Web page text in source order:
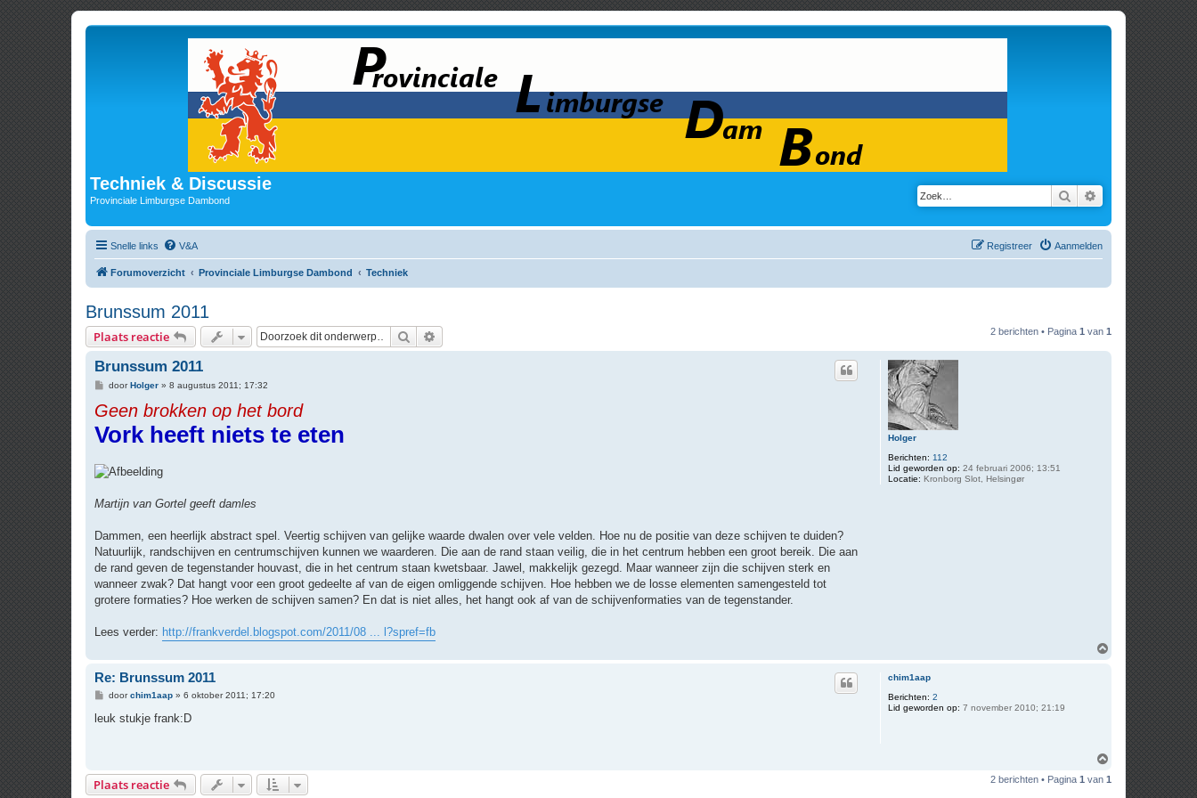
Techniek & Discussie
Provinciale Limburgse Dambond Zoek Uitgebreid zoeken
Snelle links V&A Aanmelden
Registreer
Forumoverzicht Provinciale Limburgse Dambond Techniek
Brunssum 2011
Plaats reactie Zoek 2 berichten • Pagina 1 van 1
Holger
Berichten: 112
Lid geworden op: 24 februari 2006; 13:51
Locatie: Kronborg Slot, Helsingør
Brunssum 2011
B
r
i
c
h
doorHolger» 8 augustus 2011; 17:32
Geen brokken op het bord
Vork heeft niets te eten
Martijn van Gortel geeft damles
Dammen, een heerlijk abstract spel. Veertig schijven van gelijke waarde dwalen over vele velden. Hoe nu de positie van deze schijven te duiden?
Natuurlijk, randschijven en centrumschijven kunnen we waarderen. Die aan de rand staan veilig, die in het centrum hebben een groot bereik. Die aan
de rand geven de tegenstander houvast, die in het centrum staan kwetsbaar. Jawel, makkelijk gezegd. Maar wanneer zijn die schijven sterk en
wanneer zwak? Dat hangt voor een groot gedeelte af van de eigen omliggende schijven. Hoe hebben we de losse elementen samengesteld tot
grotere formaties? Hoe werken de schijven samen? En dat is niet alles, het hangt ook af van de schijvenformaties van de tegenstander.
Lees verder: http://frankverdel.blogspot.com/2011/08 ... l?spref=fb
chim1aap
Berichten: 2
Lid geworden op: 7 november 2010; 21:19
Re: Brunssum 2011
B
r
doorchim1aap» 6 oktober 2011; 17:20
leuk stukje frank:D
h
Plaats reactie 2 berichten • Pagina 1 van 1